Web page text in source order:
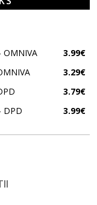
3.99€
3.29€
3.79€
DPD
3.99€